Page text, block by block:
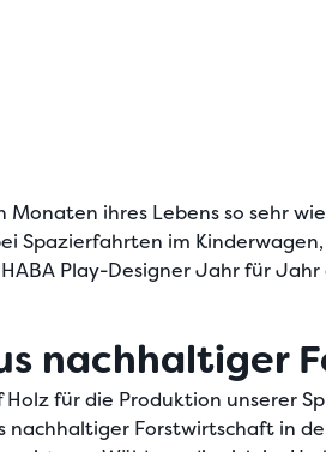
ihres Lebens so sehr
Spazierfahrten im
Play-Designer Jahr für
nachhaltiger
für die Produktion unserer
nachhaltiger Forstwirtschaft in